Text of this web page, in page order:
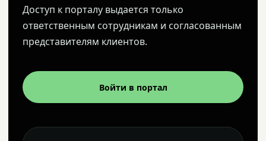
Доступ к порталу выдается только
ответственным сотрудникам и согласованным
представителям клиентов.
Войти в портал